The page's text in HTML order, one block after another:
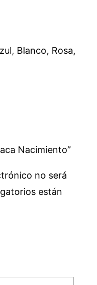
Blanco, Rosa,
Nacimiento”
no será
están